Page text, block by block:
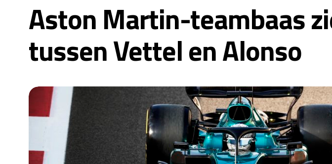
Aston Martin-teambaas
tussen Vettel en Alonso